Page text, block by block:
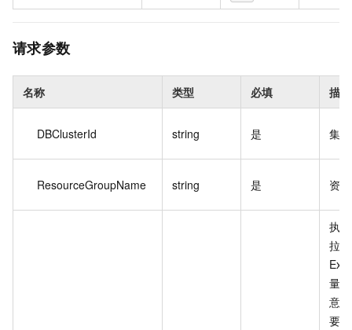
请求参数
名称 类型 必填 描述
DBClusterId string 是 集
ResourceGroupName string 是 资
执
拉
量
意
要